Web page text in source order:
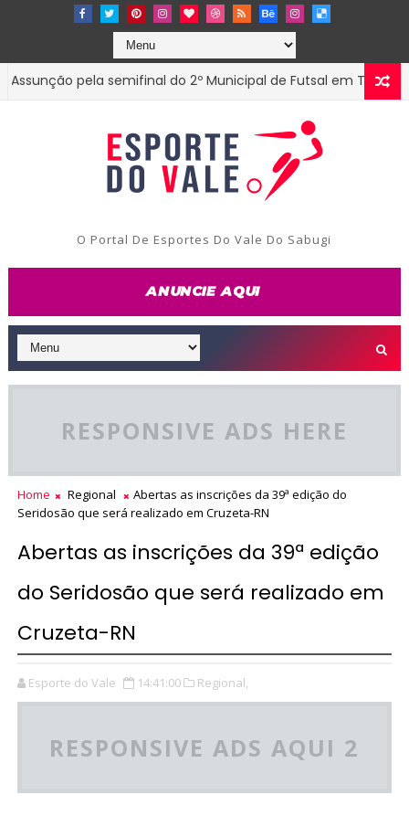
pela semifinal do 2º Municipal de Futsal em Tenório-PB
O Portal De Esportes Do Vale Do Sabugi
RESPONSIVE ADS HERE
Home Regional
Abertas as inscrições da 39ª edição do
Seridosão que será realizado em Cruzeta-RN
Abertas as inscrições da 39ª edição
do Seridosão que será realizado em
Cruzeta-RN
Esporte do Vale 14:41:00 Regional,
RESPONSIVE ADS AQUI 2